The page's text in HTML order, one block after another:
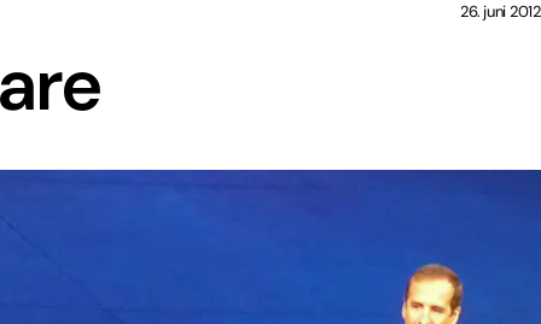
26. juni 2012